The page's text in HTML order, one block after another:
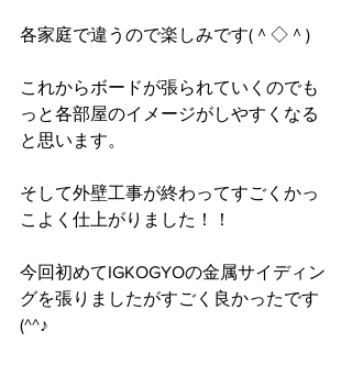
各家庭で違うので楽しみです(＾◇＾)
これからボードが張られていくのでも
っと各部屋のイメージがしやすくなる
と思います。
そして外壁工事が終わってすごくかっ
こよく仕上がりました！！
今回初めてIGKOGYOの金属サイディン
グを張りましたがすごく良かったです
(^^♪